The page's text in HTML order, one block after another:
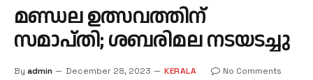
മണ്ഡല ഉത്സവത്തിന്
സമാപ്തി; ശബരിമല നടയടച്ചു
By admin December 28, 2023 KERALA
No Comments